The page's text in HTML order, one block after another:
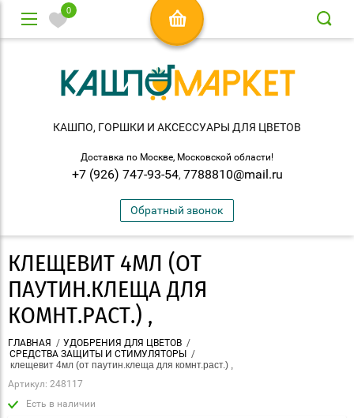
0
КАШПО, ГОРШКИ И АКСЕСCУАРЫ ДЛЯ ЦВЕТОВ
Доставка по Москве, Московской области!
+7 (926) 747-93-54, 7788810@mail.ru
Обратный звонок
КЛЕЩЕВИТ 4МЛ (ОТ
ПАУТИН.КЛЕЩА ДЛЯ
КОМНТ.РАСТ.) ,
ГЛАВНАЯ / УДОБРЕНИЯ ДЛЯ ЦВЕТОВ /
СРЕДСТВА ЗАЩИТЫ И СТИМУЛЯТОРЫ
/
клещевит 4мл (от паутин.клеща для комнт.раст.) ,
Артикул: 248117
Есть в наличии